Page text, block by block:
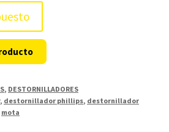
, DESTORNILLADORES
, destornillador phillips, destornillador
mota